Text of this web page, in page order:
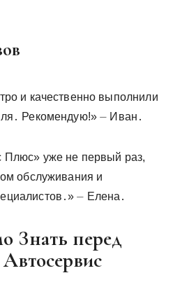
и качественно выполнили
Рекомендую!» ⏤ Иван․
уже не первый раз,
обслуживания и
⏤ Елена․
Знать перед